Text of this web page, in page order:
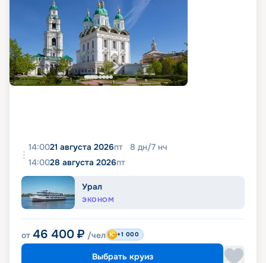
14:0021 августа 2026пт 8 дн/7 нч
14:0028 августа 2026пт
Урал
ЭКОНОМ
от 46 400 ₽ /чел +1 000
Выбрать круиз